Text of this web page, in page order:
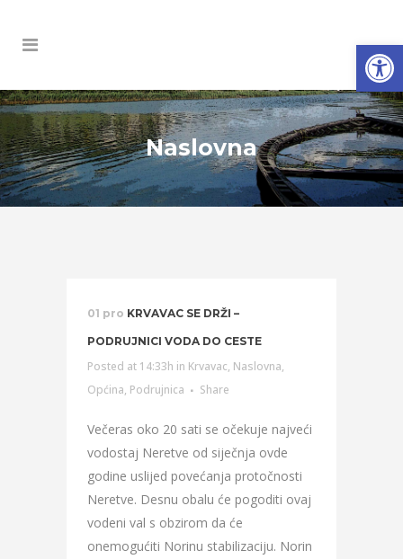
Naslovna
01 pro KRVAVAC SE DRŽI –
PODRUJNICI VODA DO CESTE
Posted at 14:33h in Krvavac, Naslovna,
Općina, Podrujnica Share
Večeras oko 20 sati se očekuje najveći
vodostaj Neretve od siječnja ovde
godine uslijed povećanja protočnosti
Neretve. Desnu obalu će pogoditi ovaj
vodeni val s obzirom da će
onemogućiti Norinu stabilizaciju. Norin